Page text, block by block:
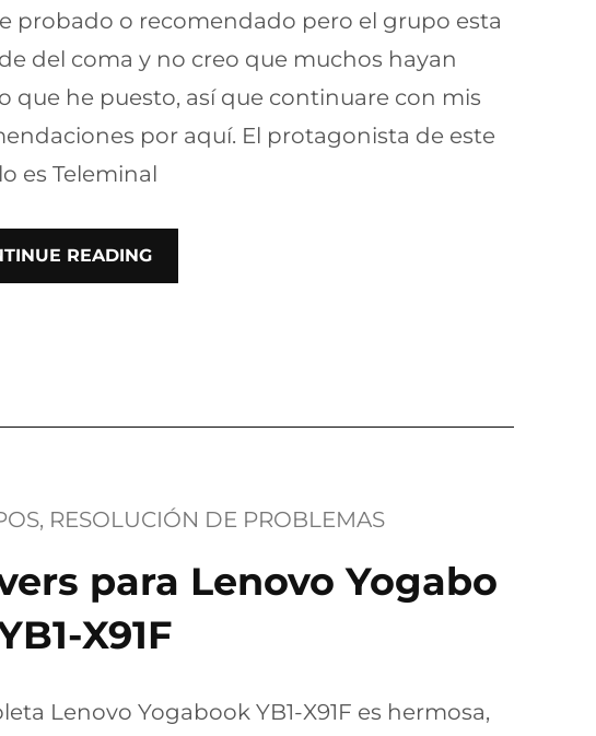
probado o recomendado pero el grupo esta
del coma y no creo que muchos hayan
que he puesto, así que continuare con mis
por aquí. El protagonista de este
es Teleminal
READING
, RESOLUCIÓN DE PROBLEMAS
para Lenovo Yogabo
X91F
Lenovo Yogabook YB1-X91F es hermosa,